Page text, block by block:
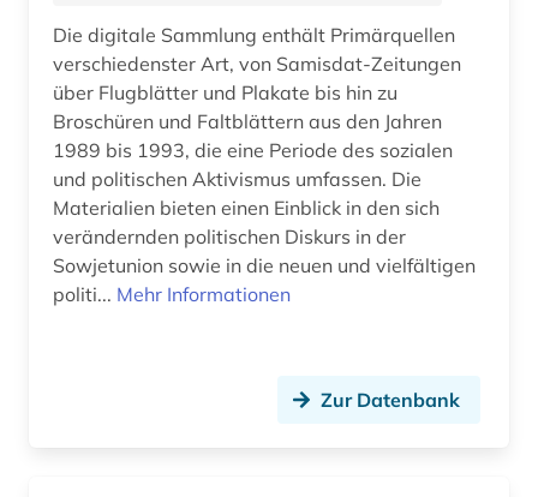
nekrasov (1)
norwegen (1)
online-publikation (1)
online-ressource (1)
opposition (1)
oral history (2)
ostdeutschland (1)
Die digitale Sammlung enthält Primärquellen
verschiedenster Art, von Samisdat-Zeitungen
über Flugblätter und Plakate bis hin zu
Broschüren und Faltblättern aus den Jahren
1989 bis 1993, die eine Periode des sozialen
und politischen Aktivismus umfassen. Die
Materialien bieten einen Einblick in den sich
verändernden politischen Diskurs in der
Sowjetunion sowie in die neuen und vielfältigen
politi... Mehr Informationen
Zur Datenbank